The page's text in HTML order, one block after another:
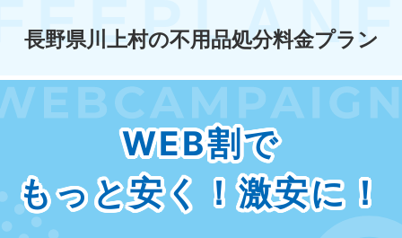
長野県川上村の不用品処分料金プラン
WEB割で
もっと安く！激安に！